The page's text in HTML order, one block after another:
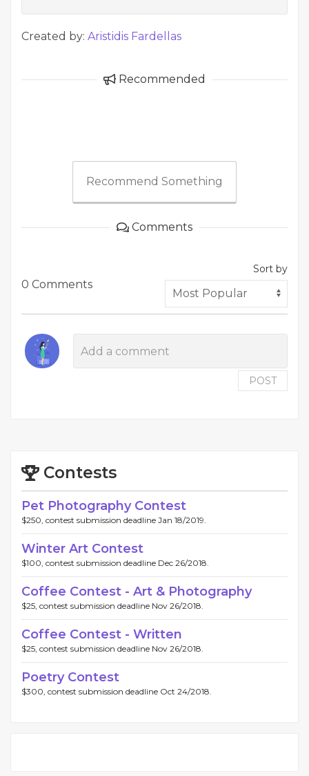
Created by: Aristidis Fardellas
Recommended
Recommend Something
Comments
0 Comments
Sort by
POST
Contests
Pet Photography Contest
$250, contest submission deadline Jan 18/2019.
Winter Art Contest
$100, contest submission deadline Dec 26/2018.
Coffee Contest - Art & Photography
$25, contest submission deadline Nov 26/2018.
Coffee Contest - Written
$25, contest submission deadline Nov 26/2018.
Poetry Contest
$300, contest submission deadline Oct 24/2018.